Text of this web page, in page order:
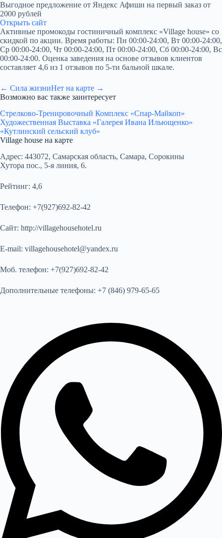
Выгодное предложение от Яндекс Афиши на первый заказ от
2000 рублей
Открыть сайт
Активные промокоды гостиничный комплекс «Village house» со
скидкой по акции. Время работы: Пн 00:00-24:00, Вт 00:00-24:00,
Ср 00:00-24:00, Чт 00:00-24:00, Пт 00:00-24:00, Сб 00:00-24:00, Вс
00:00-24:00. Оценка заведения на основе отзывов клиентов
составляет 4,6 из 1 отзывов по 5-ти бальной шкале.
← Сила жизниНет на карте →
Возможно вас также заинтересует
Стрелково-Тренировочный Комплекс «Спар-Майкоп»
Художественная Выставка «Галерея Ивана Ильющенко»
«Кутлинский сельский клуб»
Village house на карте
Адрес: 443072, Самарская область, Самара, Сорокины
Хутора пос., 5-я линия, 6.
Рейтинг: 4,6
Телефон: +7(927)692-82-42
Сайт: http://villagehousehotel.ru
E-mail: villagehousehotel@yandex.ru
Моб. телефон: +7(927)692-82-42
Дополнительные телефоны: +7 (846) 979-65-65